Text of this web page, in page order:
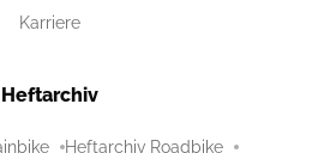
Karriere
Heftarchiv
Heftarchiv Roadbike